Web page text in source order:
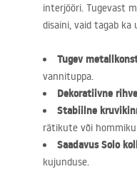
interjööri. Tugevast
disaini, vaid tagab ka
Tugev
vannituppa.
Dekoratiivne
Stabiilne
rätikute või
Saadavus Solo
kujunduse.